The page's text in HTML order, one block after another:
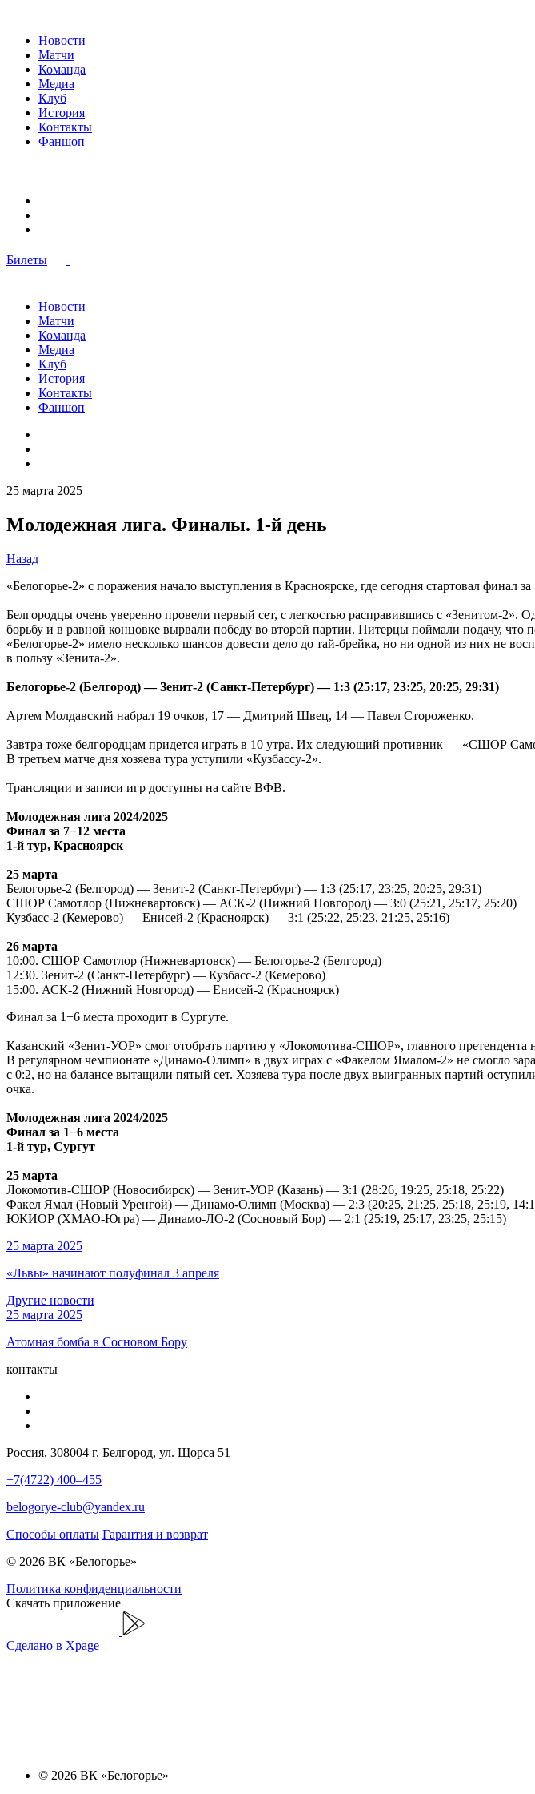
Новости
Матчи
Команда
Медиа
Клуб
История
Контакты
Фаншоп
Билеты
Новости
Матчи
Команда
Медиа
Клуб
История
Контакты
Фаншоп
25 марта 2025
Молодежная лига. Финалы. 1-й день
Назад
«Белогорье-2» с поражения начало выступления в Красноярске, где сегодня стартовал финал
Белгородцы очень уверенно провели первый сет, с легкостью расправившись с «Зенитом-2».
борьбу и в равной концовке вырвали победу во второй партии. Питерцы поймали подачу, что
«Белогорье-2» имело несколько шансов довести дело до тай-брейка, но ни одной из них не
в пользу «Зенита-2».
Белогорье-2 (Белгород) — Зенит-2 (Санкт-Петербург) — 1:3 (25:17, 23:25, 20:25, 29:31)
Артем Молдавский набрал 19 очков, 17 — Дмитрий Швец, 14 — Павел Стороженко.
Завтра тоже белгородцам придется играть в 10 утра. Их следующий противник — «СШОР
В третьем матче дня хозяева тура уступили «Кузбассу-2».
Трансляции и записи игр доступны на сайте ВФВ.
Молодежная лига 2024/2025
Финал за 7−12 места
1-й тур, Красноярск
25 марта
Белогорье-2 (Белгород) — Зенит-2 (Санкт-Петербург) — 1:3 (25:17, 23:25, 20:25, 29:31)
СШОР Самотлор (Нижневартовск) — АСК-2 (Нижний Новгород) — 3:0 (25:21, 25:17, 25:20)
Кузбасс-2 (Кемерово) — Енисей-2 (Красноярск) — 3:1 (25:22, 25:23, 21:25, 25:16)
26 марта
10:00. СШОР Самотлор (Нижневартовск) — Белогорье-2 (Белгород)
12:30. Зенит-2 (Санкт-Петербург) — Кузбасс-2 (Кемерово)
15:00. АСК-2 (Нижний Новгород) — Енисей-2 (Красноярск)
Финал за 1−6 места проходит в Сургуте.
Казанский «Зенит-УОР» смог отобрать партию у «Локомотива-СШОР», главного
В регулярном чемпионате «Динамо-Олимп» в двух играх с «Факелом Ямалом-2» не смогло
с 0:2, но на балансе вытащили пятый сет. Хозяева тура после двух выигранных партий
очка.
Молодежная лига 2024/2025
Финал за 1−6 места
1-й тур, Сургут
25 марта
Локомотив-СШОР (Новосибирск) — Зенит-УОР (Казань) — 3:1 (28:26, 19:25, 25:18, 25:22)
Факел Ямал (Новый Уренгой) — Динамо-Олимп (Москва) — 2:3 (20:25, 21:25, 25:18, 25:19,
ЮКИОР (ХМАО-Югра) — Динамо-ЛО-2 (Сосновый Бор) — 2:1 (25:19, 25:17, 23:25, 25:15)
25 марта 2025
«Львы» начинают полуфинал 3 апреля
Другие новости
25 марта 2025
Атомная бомба в Сосновом Бору
контакты
Россия, 308004 г. Белгород, ул. Щорса 51
+7(4722) 400–455
belogorye-club@yandex.ru
Способы оплаты Гарантия и возврат
© 2026 ВК «Белогорье»
Политика конфиденциальности
Скачать приложение
Сделано в Xpage
© 2026 ВК «Белогорье»